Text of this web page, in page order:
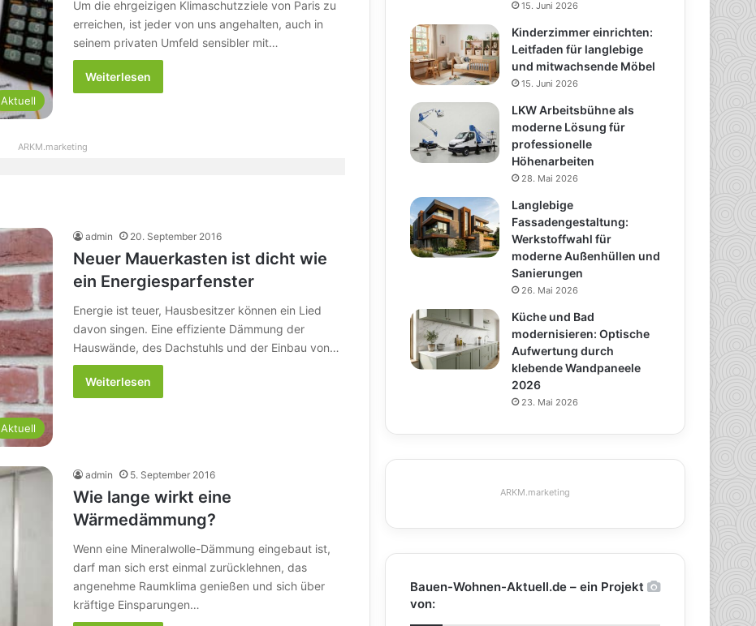
Aktuell
Um die ehrgeizigen Klimaschutzziele von Paris zu
erreichen, ist jeder von uns angehalten, auch in
seinem privaten Umfeld sensibler mit…
Weiterlesen
ARKM.marketing
Aktuell
admin 20. September 2016
Neuer Mauerkasten ist dicht wie
ein Energiesparfenster
Energie ist teuer, Hausbesitzer können ein Lied
davon singen. Eine effiziente Dämmung der
Hauswände, des Dachstuhls und der Einbau von…
Weiterlesen
admin 5. September 2016
Wie lange wirkt eine
Wärmedämmung?
Wenn eine Mineralwolle-Dämmung eingebaut ist,
darf man sich erst einmal zurücklehnen, das
angenehme Raumklima genießen und sich über
kräftige Einsparungen…
15. Juni 2026
Kinderzimmer einrichten:
Leitfaden für langlebige
und mitwachsende Möbel
15. Juni 2026
LKW Arbeitsbühne als
moderne Lösung für
professionelle
Höhenarbeiten
28. Mai 2026
Langlebige
Fassadengestaltung:
Werkstoffwahl für
moderne Außenhüllen und
Sanierungen
26. Mai 2026
Küche und Bad
modernisieren: Optische
Aufwertung durch
klebende Wandpaneele
2026
23. Mai 2026
ARKM.marketing
Bauen-Wohnen-Aktuell.de – ein Projekt
von: